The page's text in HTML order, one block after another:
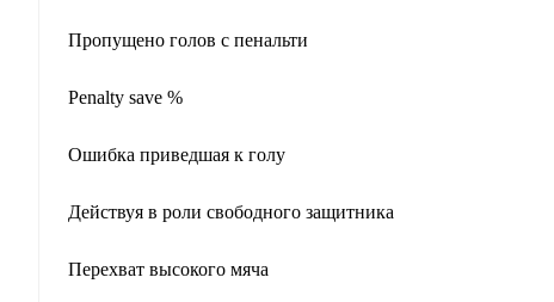
Пропущено голов с пенальти
Penalty save %
Ошибка приведшая к голу
Действуя в роли свободного защитника
Перехват высокого мяча